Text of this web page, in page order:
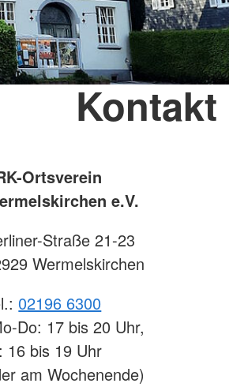
Kontakt
Ortsverein
e.V.
Straße 21-23
Wermelskirchen
02196 6300
Do: 17 bis 20 Uhr,
16 bis 19 Uhr
am Wochenende)